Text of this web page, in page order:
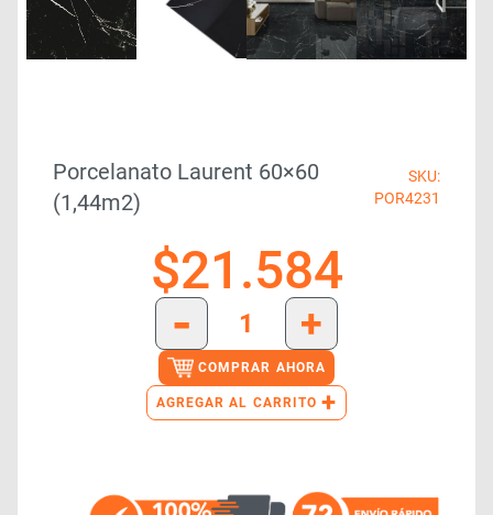
Porcelanato Laurent 60×60
(1,44m2)
SKU:
POR4231
$21.584
-
+
COMPRAR AHORA
AGREGAR AL CARRITO +